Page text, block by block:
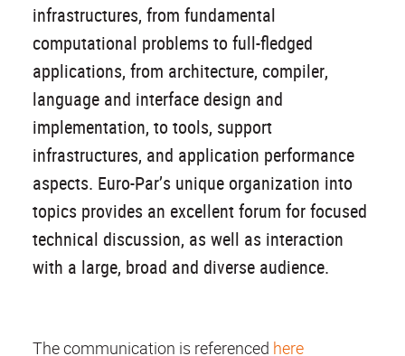
infrastructures, from fundamental
computational problems to full-fledged
applications, from architecture, compiler,
language and interface design and
implementation, to tools, support
infrastructures, and application performance
aspects. Euro-Par’s unique organization into
topics provides an excellent forum for focused
technical discussion, as well as interaction
with a large, broad and diverse audience.
The communication is referenced here